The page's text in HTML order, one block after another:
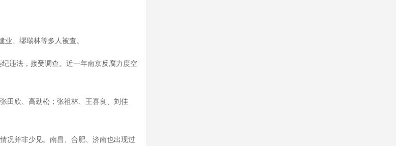
、缪瑞林等多人被查。
违法，接受调查。近一年南京反腐力度空
欣、高劲松；张祖林、王喜良、刘佳
并非少见。南昌、合肥、济南也出现过